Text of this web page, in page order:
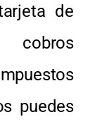
de
cobros
puedes